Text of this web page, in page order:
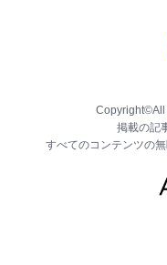
Copyright©All
掲載の記
すべてのコンテンツの